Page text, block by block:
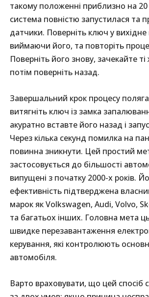
такому положенні приблизно на
система повністю запустилася та
датчики. Поверніть ключ у
виймаючи його, та повторіть
Поверніть його знову, зачекайте
потім поверніть назад.
Завершальний крок процесу
витягніть ключ із замка
акуратно вставте його назад і
Через кілька секунд помилка на
повинна зникнути. Цей простий
застосовується до більшості
випущені з початку 2000-х років.
ефективність підтверджена
марок як Volkswagen, Audi, Volvo,
та багатьох інших. Головна мета
швидке перезавантаження
керування, які контролюють
автомобіля.
Варто враховувати, що цей